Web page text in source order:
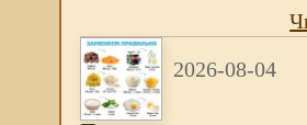
2026-08-04